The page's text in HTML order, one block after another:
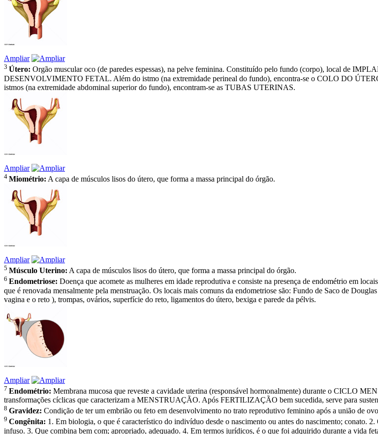
Ampliar
3 Útero: Orgão muscular oco (de paredes espessas), na pelve feminina. Constituído pelo fundo (corpo), local de
DESENVOLVIMENTO FETAL. Além do istmo (na extremidade perineal do fundo), encontra-se o COLO DO
istmos (na extremidade abdominal superior do fundo), encontram-se as TUBAS UTERINAS.
Ampliar
4 Miométrio: A capa de músculos lisos do útero, que forma a massa principal do órgão.
Ampliar
5 Músculo Uterino: A capa de músculos lisos do útero, que forma a massa principal do órgão.
6 Endometriose: Doença que acomete as mulheres em idade reprodutiva e consiste na presença de endométrio em
que é renovada mensalmente pela menstruação. Os locais mais comuns da endometriose são: Fundo de Saco de
vagina e o reto ), trompas, ovários, superfície do reto, ligamentos do útero, bexiga e parede da pélvis.
Ampliar
7 Endométrio: Membrana mucosa que reveste a cavidade uterina (responsável hormonalmente) durante o CICLO
transformações cíclicas que caracterizam a MENSTRUAÇÃO. Após FERTILIZAÇÃO bem sucedida, serve para
8 Gravidez: Condição de ter um embrião ou feto em desenvolvimento no trato reprodutivo feminino após a união de
9 Congênita: 1. Em biologia, o que é característico do indivíduo desde o nascimento ou antes do nascimento; conato. 2.
infuso. 3. Que combina bem com; apropriado, adequado. 4. Em termos jurídicos, é o que foi adquirido durante a vida